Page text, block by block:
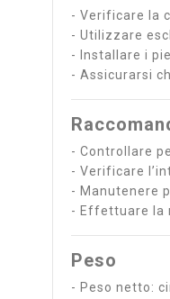
- Verificare la
- Utilizzare
- Installare i
- Assicurarsi
- Controllare
- Verificare
- Manutenere
- Effettuare la
Peso
- Peso netto: